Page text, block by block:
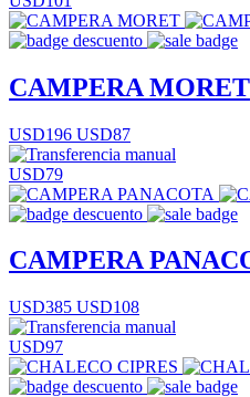
CAMPERA MORET
USD196 USD87
USD79
CAMPERA
USD385 USD108
USD97